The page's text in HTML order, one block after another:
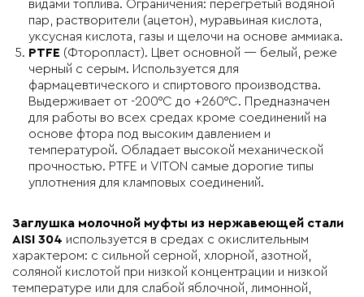
видами топлива. Ограничения: перегретый водяной
пар, растворители (ацетон), муравьиная кислота,
уксусная кислота, газы и щелочи на основе аммиака.
PTFE (Фторопласт). Цвет основной — белый, реже
черный с серым. Используется для
фармацевтического и спиртового производства.
Выдерживает от -200°C до +260°C. Предназначен
для работы во всех средах кроме соединений на
основе фтора под высоким давлением и
температурой. Обладает высокой механической
прочностью. PTFE и VITON самые дорогие типы
уплотнения для кламповых соединений.
Заглушка молочной муфты из нержавеющей стали
AISI 304 используется в средах с окислительным
характером: с сильной серной, хлорной, азотной,
соляной кислотой при низкой концентрации и низкой
температуре или для слабой яблочной, лимонной,